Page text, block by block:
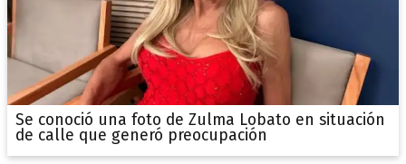
Se conoció una foto de Zulma Lobato en situación
de calle que generó preocupación